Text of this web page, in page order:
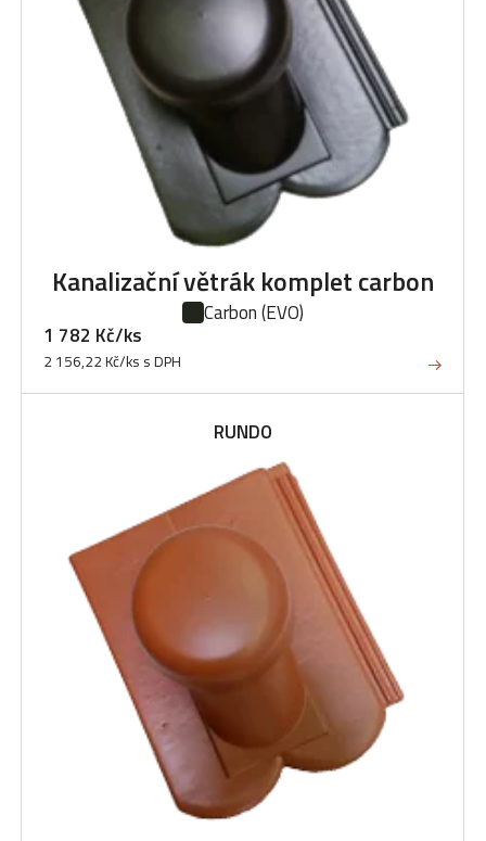
Kanalizační větrák komplet carbon
Carbon(EVO)
1 782 Kč/ks
2 156,22 Kč/ks s DPH
RUNDO